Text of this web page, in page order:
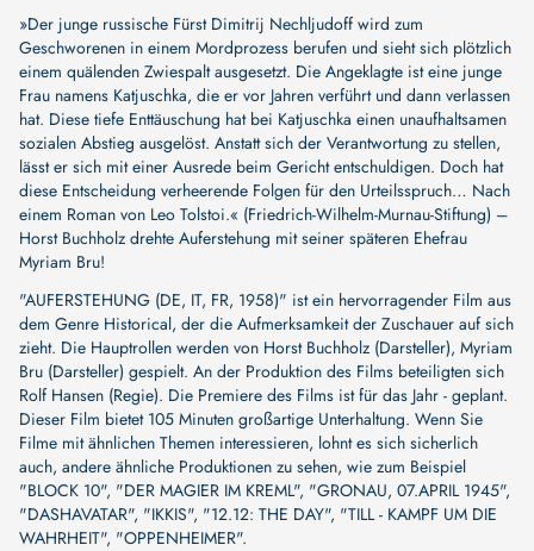
»Der junge russische Fürst Dimitrij Nechljudoff wird zum
Geschworenen in einem Mordprozess berufen und sieht sich plötzlich
einem quälenden Zwiespalt ausgesetzt. Die Angeklagte ist eine junge
Frau namens Katjuschka, die er vor Jahren verführt und dann verlassen
hat. Diese tiefe Enttäuschung hat bei Katjuschka einen unaufhaltsamen
sozialen Abstieg ausgelöst. Anstatt sich der Verantwortung zu stellen,
lässt er sich mit einer Ausrede beim Gericht entschuldigen. Doch hat
diese Entscheidung verheerende Folgen für den Urteilsspruch… Nach
einem Roman von Leo Tolstoi.« (Friedrich-Wilhelm-Murnau-Stiftung) –
Horst Buchholz drehte Auferstehung mit seiner späteren Ehefrau
Myriam Bru!
"AUFERSTEHUNG (DE, IT, FR, 1958)" ist ein hervorragender Film aus
dem Genre Historical, der die Aufmerksamkeit der Zuschauer auf sich
zieht. Die Hauptrollen werden von Horst Buchholz (Darsteller), Myriam
Bru (Darsteller) gespielt. An der Produktion des Films beteiligten sich
Rolf Hansen (Regie). Die Premiere des Films ist für das Jahr - geplant.
Dieser Film bietet 105 Minuten großartige Unterhaltung. Wenn Sie
Filme mit ähnlichen Themen interessieren, lohnt es sich sicherlich
auch, andere ähnliche Produktionen zu sehen, wie zum Beispiel
"BLOCK 10", "DER MAGIER IM KREML", "GRONAU, 07.APRIL 1945",
"DASHAVATAR", "IKKIS", "12.12: THE DAY", "TILL - KAMPF UM DIE
WAHRHEIT", "OPPENHEIMER".